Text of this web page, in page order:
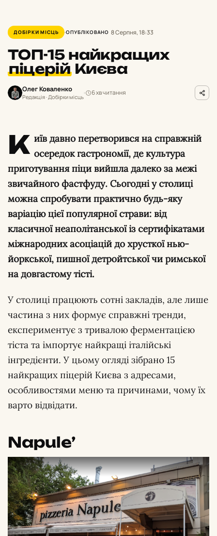
ДОБІРКИ МІСЦЬ ОПУБЛІКОВАНО 8 Серпня, 18:33
ТОП-15 найкращих
піцерійКиєва
Олег Коваленко
Редакція · Добірки місць
6 хв читання
К иїв давно перетворився на справжній
осередок гастрономії, де культура
приготування піци вийшла далеко за межі
звичайного фастфуду. Сьогодні у столиці
можна спробувати практично будь-яку
варіацію цієї популярної страви: від
класичної неаполітанської із сертифікатами
міжнародних асоціацій до хрусткої нью-
йоркської, пишної детройтської чи римської
на довгастому тісті.
У столиці працюють сотні закладів, але лише
частина з них формує справжні тренди,
експериментує з тривалою ферментацією
тіста та імпортує найкращі італійські
інгредієнти. У цьому огляді зібрано 15
найкращих піцерій Києва з адресами,
особливостями меню та причинами, чому їх
варто відвідати.
Napule’